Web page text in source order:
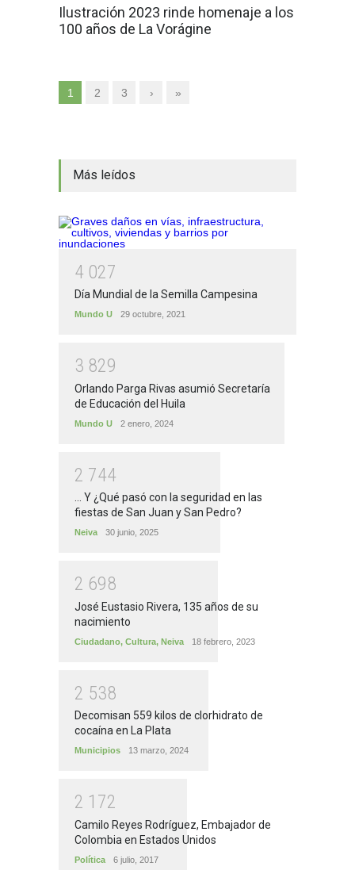
Ilustración 2023 rinde homenaje a los
100 años de La Vorágine
1 2 3 › »
Más leídos
4 027
Día Mundial de la Semilla Campesina
Mundo U 29 octubre, 2021
3 829
Orlando Parga Rivas asumió Secretaría
de Educación del Huila
Mundo U 2 enero, 2024
2 744
... Y ¿Qué pasó con la seguridad en las
fiestas de San Juan y San Pedro?
Neiva 30 junio, 2025
2 698
José Eustasio Rivera, 135 años de su
nacimiento
Ciudadano, Cultura, Neiva 18 febrero, 2023
2 538
Decomisan 559 kilos de clorhidrato de
cocaína en La Plata
Municipios 13 marzo, 2024
2 1 72
Camilo Reyes Rodríguez, Embajador de
Colombia en Estados Unidos
Política 6 julio, 2017